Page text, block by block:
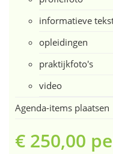
informatieve
opleidingen
praktijkfoto's
video
Agenda-items plaatsen
€ 250,00